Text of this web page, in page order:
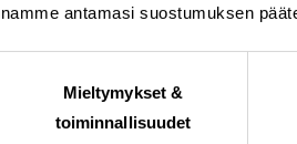
antamasi suostumuksen
Mieltymykset &
toiminnallisuudet
Hiihtoliitto